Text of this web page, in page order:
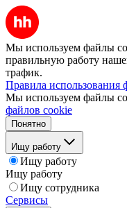
Мы используем файлы
правильную работу
трафик.
Правила использования
Мы используем файлы
файлов cookie
Понятно
Ищу работу
Ищу работу
Ищу работу
Ищу сотрудника
Сервисы